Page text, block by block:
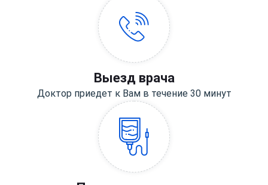
Выезд врача
Доктор приедет к Вам в течение 30 минут